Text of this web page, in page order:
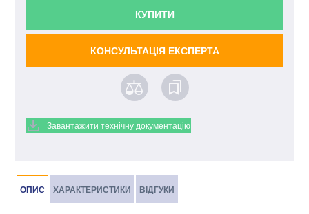
КУПИТИ
КОНСУЛЬТАЦІЯ ЕКСПЕРТА
Завантажити технічну документацію
ОПИС ХАРАКТЕРИСТИКИ ВІДГУКИ